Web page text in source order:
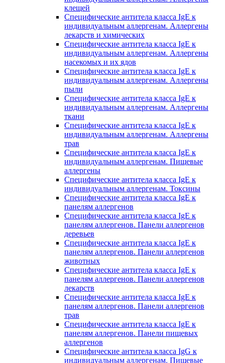
клещей
Специфические антитела класса IgE к
индивидуальным аллергенам. Аллергены
лекарств и химических
Специфические антитела класса IgE к
индивидуальным аллергенам. Аллергены
насекомых и их ядов
Специфические антитела класса IgE к
индивидуальным аллергенам. Аллергены
пыли
Специфические антитела класса IgE к
индивидуальным аллергенам. Аллергены
ткани
Специфические антитела класса IgE к
индивидуальным аллергенам. Аллергены
трав
Специфические антитела класса IgE к
индивидуальным аллергенам. Пищевые
аллергены
Специфические антитела класса IgE к
индивидуальным аллергенам. Токсины
Специфические антитела класса IgE к
панелям аллергенов
Специфические антитела класса IgE к
панелям аллергенов. Панели аллергенов
деревьев
Специфические антитела класса IgE к
панелям аллергенов. Панели аллергенов
животных
Специфические антитела класса IgE к
панелям аллергенов. Панели аллергенов
лекарств
Специфические антитела класса IgE к
панелям аллергенов. Панели аллергенов
трав
Специфические антитела класса IgE к
панелям аллергенов. Панели пищевых
аллергенов
Специфические антитела класса IgG к
индивидуальным аллергенам. Пищевые